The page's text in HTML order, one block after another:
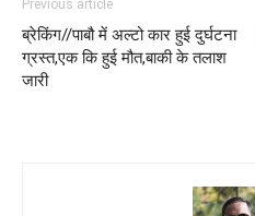
Previous article
ब्रेकिंग//पाबौ में अल्टो कार हुई दुर्घटना
ग्रस्त,एक कि हुई मौत,बाकी के तलाश
जारी